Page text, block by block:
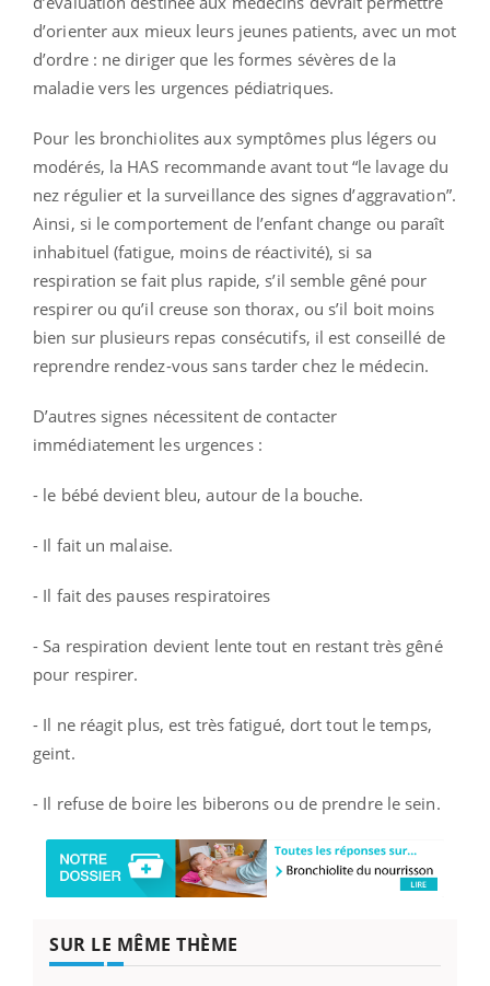
d’orienter aux mieux leurs jeunes patients, avec un mot
d’ordre : ne diriger que les formes sévères de la
maladie vers les urgences pédiatriques.
Pour les bronchiolites aux symptômes plus légers ou
modérés, la HAS recommande avant tout “le lavage du
nez régulier et la surveillance des signes d’aggravation”.
Ainsi, si le comportement de l’enfant change ou paraît
inhabituel (fatigue, moins de réactivité), si sa
respiration se fait plus rapide, s’il semble gêné pour
respirer ou qu’il creuse son thorax, ou s’il boit moins
bien sur plusieurs repas consécutifs, il est conseillé de
reprendre rendez-vous sans tarder chez le médecin.
D’autres signes nécessitent de contacter
immédiatement les urgences :
- le bébé devient bleu, autour de la bouche.
- Il fait un malaise.
- Il fait des pauses respiratoires
- Sa respiration devient lente tout en restant très gêné
pour respirer.
- Il ne réagit plus, est très fatigué, dort tout le temps,
geint.
- Il refuse de boire les biberons ou de prendre le sein.
SUR LE MÊME THÈME